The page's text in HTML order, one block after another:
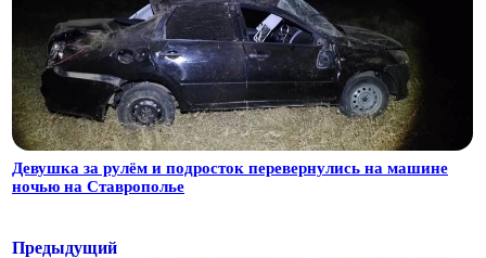
Девушка за рулём и подросток перевернулись на машине
ночью на Ставрополье
Предыдущий